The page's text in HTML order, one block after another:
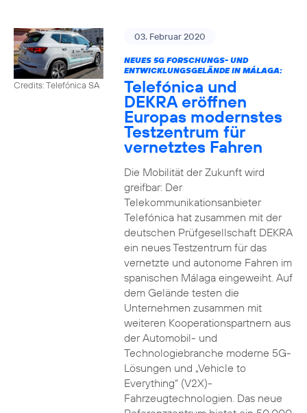
Credits: Telefónica SA
03. Februar 2020
NEUES 5G FORSCHUNGS- UND
ENTWICKLUNGSGELÄNDE IN MÁLAGA:
Telefónica und
DEKRA eröffnen
Europas modernstes
Testzentrum für
vernetztes Fahren
Die Mobilität der Zukunft wird
greifbar: Der
Telekommunikationsanbieter
Telefónica hat zusammen mit der
deutschen Prüfgesellschaft DEKRA
ein neues Testzentrum für das
vernetzte und autonome Fahren im
spanischen Málaga eingeweiht. Auf
dem Gelände testen die
Unternehmen zusammen mit
weiteren Kooperationspartnern aus
der Automobil- und
Technologiebranche moderne 5G-
Lösungen und „Vehicle to
Everything“ (V2X)-
Fahrzeugtechnologien. Das neue